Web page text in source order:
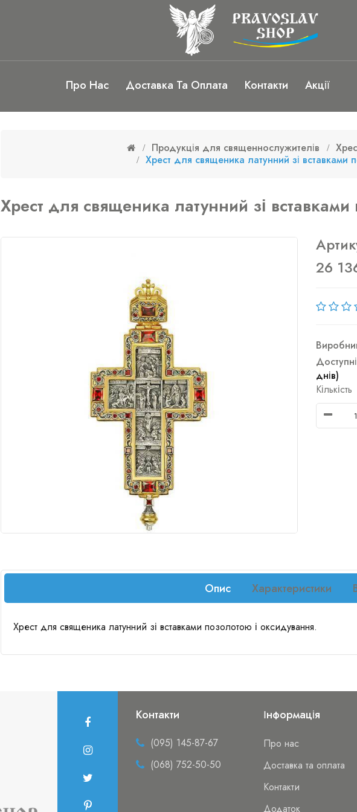
Про Нас Доставка Та Оплата Контакти Акції
Продукція для священнослужителів
Хрест для священика латунний зі вставками
Хрест для священика латунний зі вставками
26
днів)
Кількість
Опис Характеристики
Хрест для священика латунний зі вставками позолотою і оксидування.
Контакти
(095) 145-87-67
(068) 752-50-50
Інформація
Про нас
Доставка та оплата
Контакти
Додаток